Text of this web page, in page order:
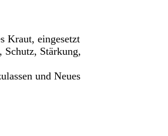
Kraut, eingesetzt
Schutz, Stärkung,
und Neues